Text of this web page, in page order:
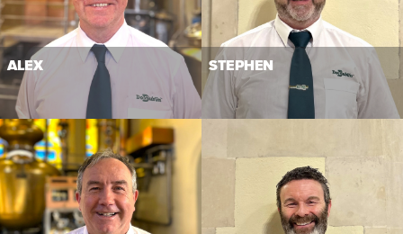
ALEX STEPHEN